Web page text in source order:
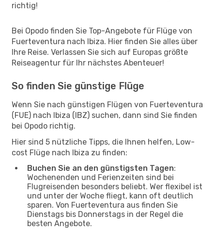
richtig!
Bei Opodo finden Sie Top-Angebote für Flüge von
Fuerteventura nach Ibiza. Hier finden Sie alles über
Ihre Reise. Verlassen Sie sich auf Europas größte
Reiseagentur für Ihr nächstes Abenteuer!
So finden Sie günstige Flüge
Wenn Sie nach günstigen Flügen von Fuerteventura
(FUE) nach Ibiza (IBZ) suchen, dann sind Sie finden
bei Opodo richtig.
Hier sind 5 nützliche Tipps, die Ihnen helfen, Low-
cost Flüge nach Ibiza zu finden:
Buchen Sie an den günstigsten Tagen:
Wochenenden und Ferienzeiten sind bei
Flugreisenden besonders beliebt. Wer flexibel ist
und unter der Woche fliegt, kann oft deutlich
sparen. Von Fuerteventura aus finden Sie
Dienstags bis Donnerstags in der Regel die
besten Angebote.